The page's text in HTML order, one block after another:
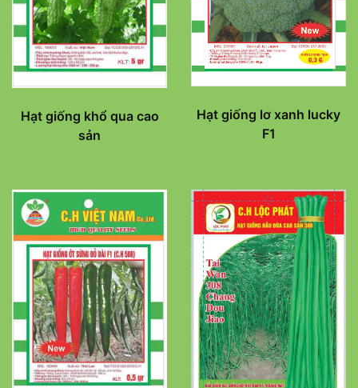
Hạt giống khổ qua cao
sản
Hạt giống lơ xanh lucky
F1